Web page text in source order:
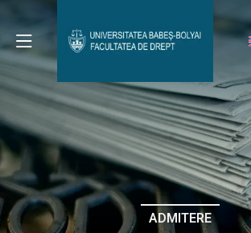
Avizier Studenți
Studii
Admitere
Erasmus & Internațional
ADMITERE